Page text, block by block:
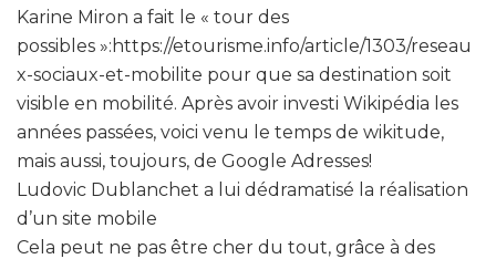
Karine Miron a fait le « tour des
possibles »:https://etourisme.info/article/1303/reseau
x-sociaux-et-mobilite pour que sa destination soit
visible en mobilité. Après avoir investi Wikipédia les
années passées, voici venu le temps de wikitude,
mais aussi, toujours, de Google Adresses!
Ludovic Dublanchet a lui dédramatisé la réalisation
d’un site mobile
Cela peut ne pas être cher du tout, grâce à des